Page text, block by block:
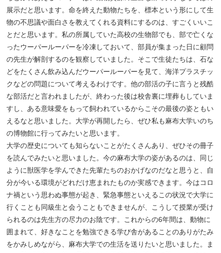
展示だと思います。命を終えた動物たちを、標本という形にして生
物の不思議や面白さを教えてくれる資料にするのは、すごくいいこ
とだと思います。私の所属していた高校の生物部でも、部で亡くな
ったウーパールーパーを冷凍しておいて、部員が集まった日に顧問
の先生が解剖するのを観察していました。そこで生徒たちは、石な
どをたくさん飲み込んだウーパールーパーを見て、海洋プラスチッ
クなどの問題について考えるわけです。他の部活の子に言うと残酷
な部活だと言われましたが、終わった後は校舎裏に埋葬もしていま
すし、ある意味愛をもって飼われているからこその最後の姿ともい
えるなと思いました。大学が再開したら、ぜひ私も麻布大学いのち
の博物館に行ってみたいと思います。
大学の歴史についても知らないことがたくさんあり、ぜひその冊子
を読んでみたいと思いました。今の麻布大学の姿があるのは、同じ
ように獣医学を学んできた先輩たちのおかげなのだなと思うと、自
分が今いる環境がどれだけ恵まれたものか実感できます。今はコロ
ナ禍という思わぬ事態が起き、緊急事態といえるこの状況で大学に
行くことも同級生と会うこともできませんが、こうして授業が受け
られるのは先生方の尽力のお陰です。これからの6年間は、動物に
囲まれて、好きなことを勉強できる学び舎があることのありがたみ
をかみしめながら、麻布大学での生活を送りたいと思いました。ま